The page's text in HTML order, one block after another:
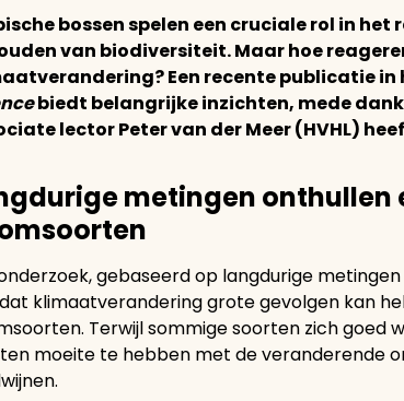
bossen spelen een cruciale rol in
van biodiversiteit. Maar hoe
Een recente publicatie
biedt belangrijke inzichten, mede
lector Peter van der Meer (HVHL)
metingen onthullen
gebaseerd op langdurige
klimaatverandering grote gevolgen kan
Terwijl sommige soorten zich goed
moeite te hebben met de veranderende